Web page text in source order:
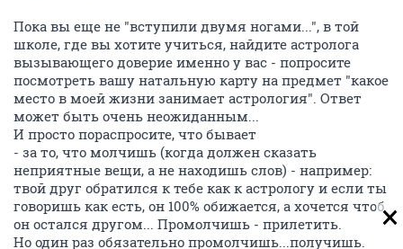
Пока вы еще не "вступили двумя ногами...", в той
школе, где вы хотите учиться, найдите астролога
вызывающего доверие именно у вас - попросите
посмотреть вашу натальную карту на предмет "какое
место в моей жизни занимает астрология". Ответ
может быть очень неожиданным...
И просто пораспросите, что бывает
- за то, что молчишь (когда должен сказать
неприятные вещи, а не находишь слов) - например:
твой друг обратился к тебе как к астрологу и если ты
говоришь как есть, он 100% обижается, а хочется чтоб
он остался другом... Промолчишь - прилетить.
Но один раз обязательно промолчишь...получишь.